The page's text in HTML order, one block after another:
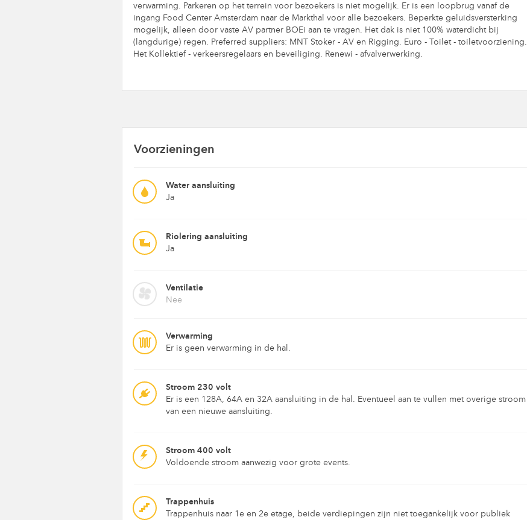
verwarming. Parkeren op het terrein voor bezoekers is niet mogelijk. Er is een loopbrug vanaf de
ingang Food Center Amsterdam naar de Markthal voor alle bezoekers. Beperkte geluidsversterking
mogelijk, alleen door vaste AV partner BOEi aan te vragen. Het dak is niet 100% waterdicht bij
(langdurige) regen. Preferred suppliers: MNT Stoker - AV en Rigging. Euro - Toilet - toiletvoorziening.
Het Kollektief - verkeersregelaars en beveiliging. Renewi - afvalverwerking.
Voorzieningen
Water aansluiting
Ja
Riolering aansluiting
Ja
Ventilatie
Nee
Verwarming
Er is geen verwarming in de hal.
Stroom 230 volt
Er is een 128A, 64A en 32A aansluiting in de hal. Eventueel aan te vullen met overige stroom
van een nieuwe aansluiting.
Stroom 400 volt
Voldoende stroom aanwezig voor grote events.
Trappenhuis
Trappenhuis naar 1e en 2e etage, beide verdiepingen zijn niet toegankelijk voor publiek